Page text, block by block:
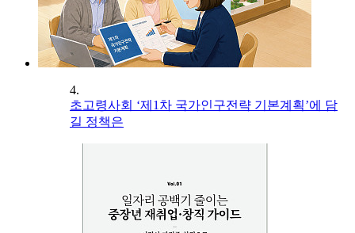
4.
초고령사회 ‘제1차 국가인구전략 기본계획’에 담
길 정책은